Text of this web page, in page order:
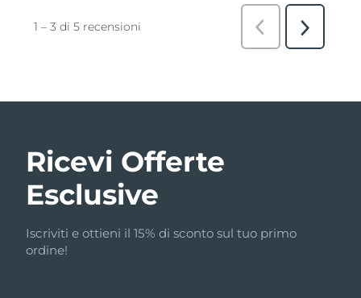
Ricevi Offerte
Esclusive
Iscriviti e ottieni il 15% di sconto sul tuo primo
ordine!